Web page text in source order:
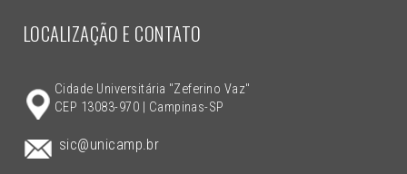
LOCALIZAÇÃO E CONTATO
Cidade Universitária "Zeferino Vaz"
CEP 13083-970 | Campinas-SP
sic@unicamp.br